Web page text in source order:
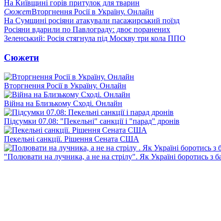
На Київщині горів притулок для тварин
СюжетВторгнення Росії в Україну. Онлайн
На Сумщині росіяни атакували пасажирський поїзд
Росіяни вдарили по Павлограду: двоє поранених
Зеленський: Росія стягнула під Москву три кола ППО
Сюжети
Вторгнення Росії в Україну. Онлайн
Війна на Близькому Сході. Онлайн
Підсумки 07.08: "Пекельні" санкції і "парад" дронів
Пекельні санкції. Рішення Сената США
"Полювати на лучника, а не на стрілу". Як Україні боротись з